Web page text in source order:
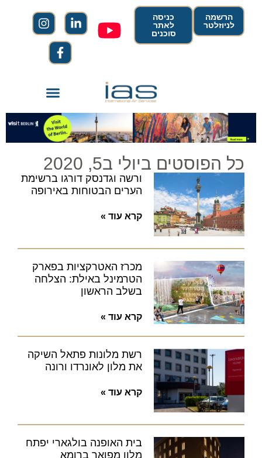
הרשמה
לניוזלטר
כניסה
לאתר
סוכנים
כל הפוסטים ביולי ב5, 2020
ורשה וגדנסק דורגו ברשימת
הערים הבטוחות באירופה
קרא עוד »
מכרז האטרקציות בפארק
הטרמינל באילת: הצלחה
בשלב הראשון
קרא עוד »
רשת מלונות פתאל השיקה
את מלון לאונרדו ורונה
קרא עוד »
בית האופנה בולגארי יפתח
מלון מפואר ברומא